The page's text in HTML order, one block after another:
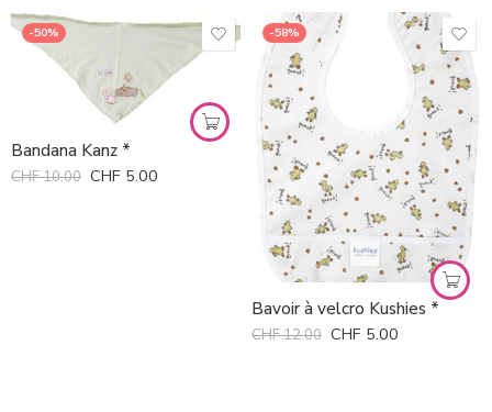
-50%
Bandana Kanz *
CHF10.00 CHF 5.00
-58%
Bavoir à velcro Kushies *
CHF12.00 CHF 5.00